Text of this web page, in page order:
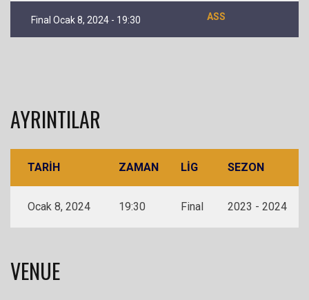
Final Ocak 8, 2024 - 19:30 ASS
AYRINTILAR
TARIH ZAMAN LIG SEZON
Ocak 8, 2024 19:30 Final 2023 - 2024
VENUE